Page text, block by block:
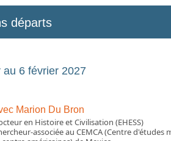
départs
6 février 2027
Marion Du Bron
en Histoire et Civilisation (EHESS)
associée au CEMCA (Centre d'études